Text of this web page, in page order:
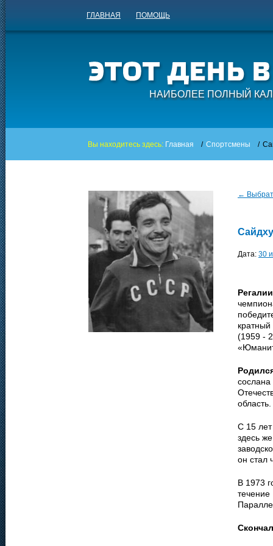
ГЛАВНАЯ ПОМОЩЬ
НАИБОЛЕЕ ПОЛНЫЙ
Вы находитесь здесь: Главная / Спортсмены /
←
Дата: 30
(1959 -
сослана
область.
С 15
здесь
он стал
В 1973
течение